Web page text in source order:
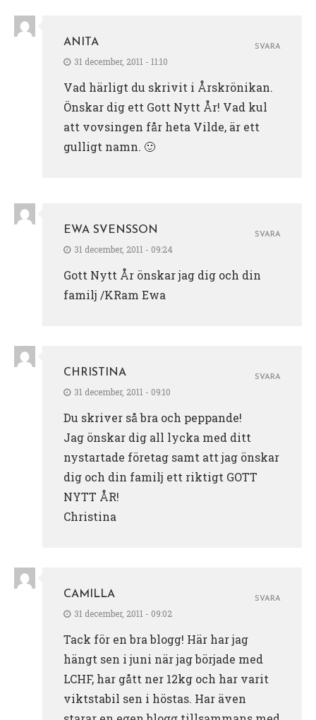
ANITA
31 december, 2011 - 11:10
Vad härligt du skrivit i Årskrönikan.
Önskar dig ett Gott Nytt År! Vad kul
att vovsingen får heta Vilde, är ett
gulligt namn. 🙂
SVARA
EWA SVENSSON
31 december, 2011 - 09:24
Gott Nytt År önskar jag dig och din
familj /KRam Ewa
SVARA
CHRISTINA
31 december, 2011 - 09:10
Du skriver så bra och peppande!
Jag önskar dig all lycka med ditt
nystartade företag samt att jag önskar
dig och din familj ett riktigt GOTT
NYTT ÅR!
Christina
SVARA
CAMILLA
31 december, 2011 - 09:02
Tack för en bra blogg! Här har jag
hängt sen i juni när jag började med
LCHF, har gått ner 12kg och har varit
viktstabil sen i höstas. Har även
SVARA